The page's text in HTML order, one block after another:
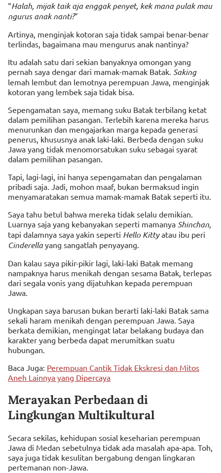
“Halah, mijak taik aja enggak penyet, kek mana pulak mau
ngurus anak nanti?”
Artinya, menginjak kotoran saja tidak sampai benar-benar
terlindas, bagaimana mau mengurus anak nantinya?
Itu adalah satu dari sekian banyaknya omongan yang
pernah saya dengar dari mamak-mamak Batak. Saking
lemah lembut dan lemotnya perempuan Jawa, menginjak
kotoran yang lembek saja tidak bisa.
Sepengamatan saya, memang suku Batak terbilang ketat
dalam pemilihan pasangan. Terlebih karena mereka harus
menurunkan dan mengajarkan marga kepada generasi
penerus, khususnya anak laki-laki. Berbeda dengan suku
Jawa yang tidak menomorsatukan suku sebagai syarat
dalam pemilihan pasangan.
Tapi, lagi-lagi, ini hanya sepengamatan dan pengalaman
pribadi saja. Jadi, mohon maaf, bukan bermaksud ingin
menyamaratakan semua mamak-mamak Batak seperti itu.
Saya tahu betul bahwa mereka tidak selalu demikian.
Luarnya saja yang kebanyakan seperti mamanya Shinchan,
tapi dalamnya saya yakin seperti Hello Kittyatau ibu peri
Cinderellayang sangatlah penyayang.
Dan kalau saya pikir-pikir lagi, laki-laki Batak memang
nampaknya harus menikah dengan sesama Batak, terlepas
dari segala vonis yang dijatuhkan kepada perempuan
Jawa.
Ungkapan saya barusan bukan berarti laki-laki Batak sama
sekali haram menikah dengan perempuan Jawa. Saya
berkata demikian, mengingat latar belakang budaya dan
karakter yang berbeda dapat merumitkan suatu
hubungan.
Baca Juga: Perempuan Cantik Tidak Ekskresi dan Mitos
Aneh Lainnya yang Dipercaya
Merayakan Perbedaan di
Lingkungan Multikultural
Secara sekilas, kehidupan sosial keseharian perempuan
Jawa di Medan sebetulnya tidak ada masalah apa-apa. Toh,
saya juga tidak kesulitan bergabung dengan lingkaran
pertemanan non-Jawa.